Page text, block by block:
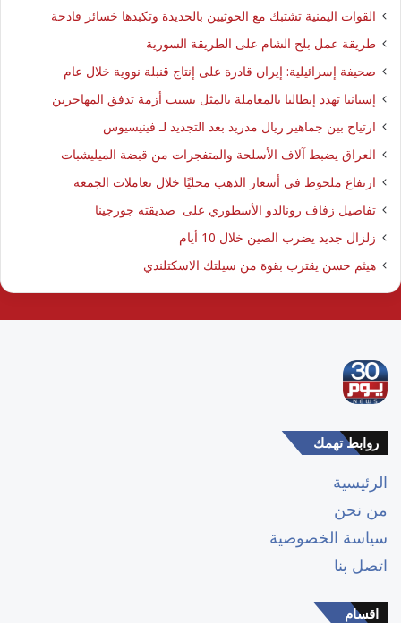
القوات اليمنية تشتبك مع الحوثيين بالحديدة وتكبدها خسائر فادحة
طريقة عمل بلح الشام على الطريقة السورية
صحيفة إسرائيلية: إيران قادرة على إنتاج قنبلة نووية خلال عام
إسبانيا تهدد إيطاليا بالمعاملة بالمثل بسبب أزمة تدفق المهاجرين
ارتياح بين جماهير ريال مدريد بعد التجديد لـ فينيسيوس
العراق يضبط آلاف الأسلحة والمتفجرات من قبضة الميليشبات
ارتفاع ملحوظ في أسعار الذهب محليًا خلال تعاملات الجمعة
تفاصيل زفاف رونالدو الأسطوري على صديقته جورجينا
زلزال جديد يضرب الصين خلال 10 أيام
هيثم حسن يقترب بقوة من سيلتك الاسكتلندي
روابط تهمك
الرئيسية
من نحن
سياسة الخصوصية
اتصل بنا
اقسام